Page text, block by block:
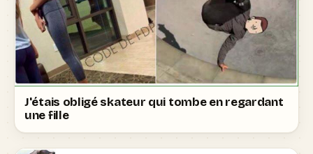
J'étais obligé skateur qui tombe en regardant
une fille